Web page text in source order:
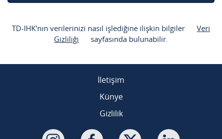
TD-IHK'nın verilerinizi nasıl işlediğine ilişkin bilgiler
Veri
Gizliliği
sayfasında bulunabilir.
İletişim
Künye
Gizlilik